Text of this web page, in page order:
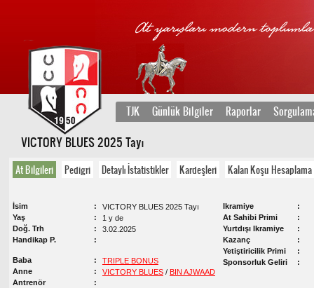
TJK Günlük Bilgiler Raporlar
VICTORY BLUES 2025 Tayı
At Bilgileri Pedigri Detaylı İstatistikler Kardeşleri Kalan Koşu Hesaplama
İsim
VICTORY BLUES 2025 Tayı
Yaş
1 y de
Doğ. Trh
3.02.2025
Handikap P.
Baba
TRIPLE BONUS
Anne
VICTORY BLUES / BIN AJWAAD
Antrenör
Ikramiye
At Sahibi Primi
Yurtdışı Ikramiye
Kazanç
Yetiştiricilik Primi
Sponsorluk Geliri